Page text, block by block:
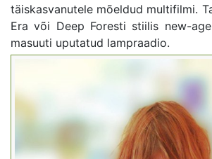
täiskasvanutele mõeldud multifilmi.
Era või Deep Foresti stiilis new-
masuuti uputatud lampraadio.